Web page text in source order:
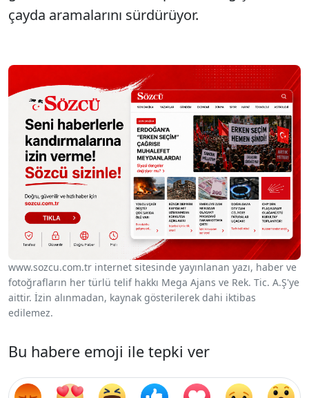
çayda aramalarını sürdürüyor.
www.sozcu.com.tr internet sitesinde yayınlanan yazı, haber ve
fotoğrafların her türlü telif hakkı Mega Ajans ve Rek. Tic. A.Ş'ye
aittir. İzin alınmadan, kaynak gösterilerek dahi iktibas
edilemez.
Bu habere emoji ile tepki ver